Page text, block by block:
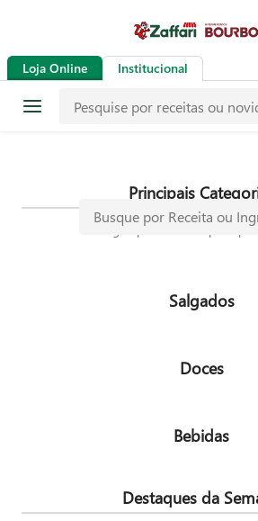
Loja Online Institucional
Receitas
Mais de mil
Principais
Navegue pelas nossas
Salgados
Doces
Bebidas
Destaques da